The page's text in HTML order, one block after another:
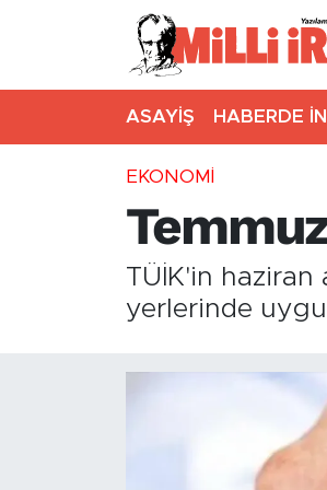
ASAYİŞ HABERDE
EKONOMİ
TÜİK'in haziran
yerlerinde